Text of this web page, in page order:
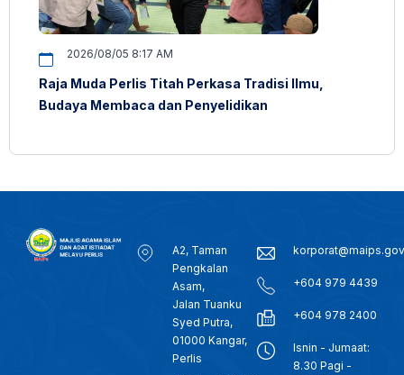
2026/08/05 8:17 AM
Raja Muda Perlis Titah Perkasa Tradisi Ilmu,
Budaya Membaca dan Penyelidikan
A2, Taman
Pengkalan
Asam,
Jalan Tuanku
Syed Putra,
01000 Kangar,
Perlis
+604 979 4439
+604 978 2400
Isnin - Jumaat:
8.30 Pagi -